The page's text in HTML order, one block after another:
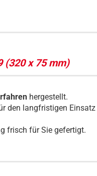
(320 x 75 mm)
hergestellt.
den langfristigen Einsatz
frisch für Sie gefertigt.